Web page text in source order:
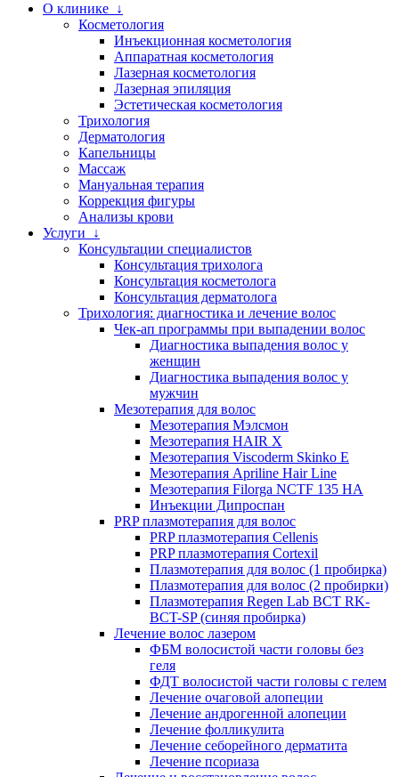
О клинике ↓
Косметология
Инъекционная косметология
Аппаратная косметология
Лазерная косметология
Лазерная эпиляция
Эстетическая косметология
Трихология
Дерматология
Капельницы
Массаж
Мануальная терапия
Коррекция фигуры
Анализы крови
Услуги ↓
Консультации специалистов
Консультация трихолога
Консультация косметолога
Консультация дерматолога
Трихология: диагностика и лечение волос
Чек-ап программы при выпадении волос
Диагностика выпадения волос у
женщин
Диагностика выпадения волос у
мужчин
Мезотерапия для волос
Мезотерапия Мэлсмон
Мезотерапия HAIR X
Мезотерапия Viscoderm Skinko E
Мезотерапия Apriline Hair Line
Мезотерапия Filorga NCTF 135 HA
Инъекции Дипроспан
PRP плазмотерапия для волос
PRP плазмотерапия Cellenis
PRP плазмотерапия Cortexil
Плазмотерапия для волос (1 пробирка)
Плазмотерапия для волос (2 пробирки)
Плазмотерапия Regen Lab BCT RK-
BCT-SP (синяя пробирка)
Лечение волос лазером
ФБМ волосистой части головы без
геля
ФДТ волосистой части головы с гелем
Лечение очаговой алопеции
Лечение андрогенной алопеции
Лечение фолликулита
Лечение себорейного дерматита
Лечение псориаза